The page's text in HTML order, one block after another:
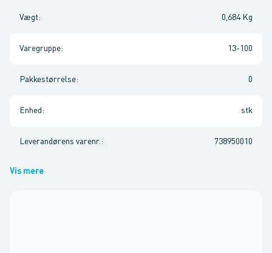
Vægt: 0,684 Kg
Varegruppe: 13-100
Pakkestørrelse: 0
Enhed : stk
Leverandørens varenr. : 738950010
Vis mere